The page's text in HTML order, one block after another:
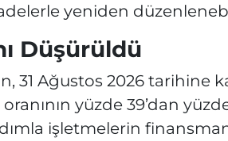
yeniden
Düşürüldü
31 Ağustos 2026 tarihine
oranının yüzde 39’dan
işletmelerin